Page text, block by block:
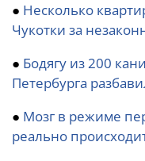
● Несколько
Чукотки за
● Бодягу из 200
Петербурга
● Мозг в режиме
реально